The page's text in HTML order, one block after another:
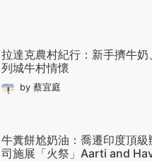
拉達克農村紀行：新手擠牛奶
列城牛村情懷
by 蔡宜庭
牛糞餅尬奶油：喬遷印度頂級
司施展「火祭」Aarti and